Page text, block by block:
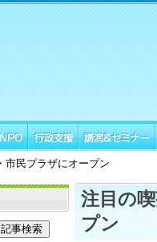
市民プラザにオープン
注目の
プン